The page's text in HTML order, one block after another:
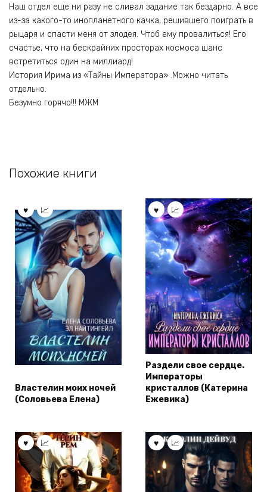
Наш отдел еще ни разу не сливал задание так бездарно. А все
из-за какого-то инопланетного качка, решившего поиграть в
рыцаря и спасти меня от злодея. Чтоб ему провалиться! Его
счастье, что на бескрайних просторах космоса шанс
встретиться один на миллиард!
История Ирима из «Тайны Императора» .Можно читать
отдельно.
Безумно горячо!!! МЖМ
Похожие книги
Властелин моих ночей
(Соловьева Елена)
Раздели свое сердце.
Императоры
кристаллов (Катерина
Ежевика)